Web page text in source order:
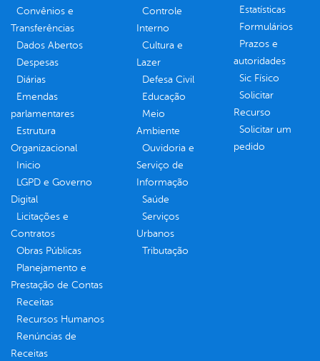
Convênios e
Transferências
Dados Abertos
Despesas
Diárias
Emendas
parlamentares
Estrutura
Organizacional
Inicio
LGPD e Governo
Digital
Licitações e
Contratos
Obras Públicas
Planejamento e
Prestação de Contas
Receitas
Recursos Humanos
Renúncias de
Receitas
Controle
Interno
Cultura e
Lazer
Defesa Civil
Educação
Meio
Ambiente
Ouvidoria e
Serviço de
Informação
Saúde
Serviços
Urbanos
Tributação
Estatísticas
Formulários
Prazos e
autoridades
Sic Físico
Solicitar
Recurso
Solicitar um
pedido